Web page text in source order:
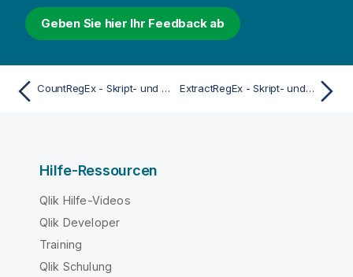
w
e
Geben Sie hier Ihr Feedback ab
CountRegEx - Skript- und Diagrammfunktion ExtractRegEx - Skript- und Diagrammfunktion
Hilfe-Ressourcen
Qlik Hilfe-Videos
Qlik Developer
Training
Qlik Schulung